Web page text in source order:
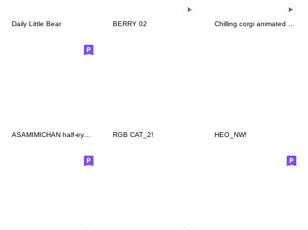
Daily Little Bear BERRY 02
ASAMIMICHAN half-eye Sticker RGB CAT_2! HEO_NW!